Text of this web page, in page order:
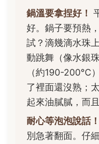
鍋溫要拿捏好！
好。鍋子要預熱
試？滴幾滴水珠
動跳舞（像水銀
（約190-200°C
了裡面還沒熟；
起來油膩膩，而
耐心等泡泡說話！
別急著翻面。仔